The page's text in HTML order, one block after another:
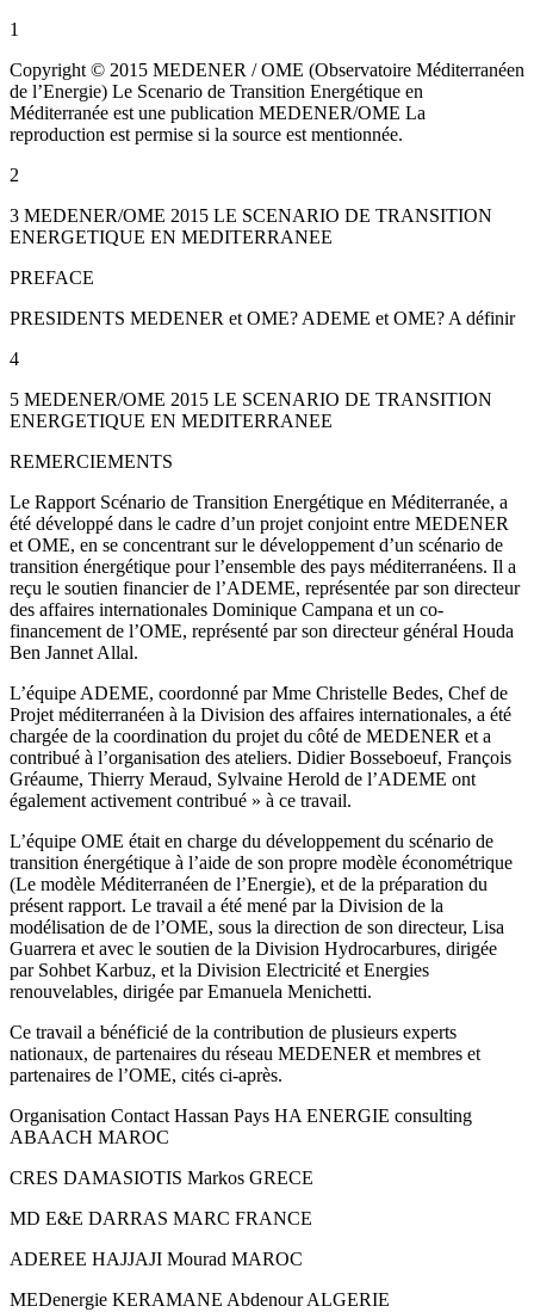
1
Copyright © 2015 MEDENER / OME (Observatoire Méditerranéen
de l’Energie) Le Scenario de Transition Energétique en
Méditerranée est une publication MEDENER/OME La
reproduction est permise si la source est mentionnée.
2
3 MEDENER/OME 2015 LE SCENARIO DE TRANSITION
ENERGETIQUE EN MEDITERRANEE
PREFACE
PRESIDENTS MEDENER et OME? ADEME et OME? A définir
4
5 MEDENER/OME 2015 LE SCENARIO DE TRANSITION
ENERGETIQUE EN MEDITERRANEE
REMERCIEMENTS
Le Rapport Scénario de Transition Energétique en Méditerranée, a
été développé dans le cadre d’un projet conjoint entre MEDENER
et OME, en se concentrant sur le développement d’un scénario de
transition énergétique pour l’ensemble des pays méditerranéens. Il a
reçu le soutien financier de l’ADEME, représentée par son directeur
des affaires internationales Dominique Campana et un co-
financement de l’OME, représenté par son directeur général Houda
Ben Jannet Allal.
L’équipe ADEME, coordonné par Mme Christelle Bedes, Chef de
Projet méditerranéen à la Division des affaires internationales, a été
chargée de la coordination du projet du côté de MEDENER et a
contribué à l’organisation des ateliers. Didier Bosseboeuf, François
Gréaume, Thierry Meraud, Sylvaine Herold de l’ADEME ont
également activement contribué » à ce travail.
L’équipe OME était en charge du développement du scénario de
transition énergétique à l’aide de son propre modèle économétrique
(Le modèle Méditerranéen de l’Energie), et de la préparation du
présent rapport. Le travail a été mené par la Division de la
modélisation de de l’OME, sous la direction de son directeur, Lisa
Guarrera et avec le soutien de la Division Hydrocarbures, dirigée
par Sohbet Karbuz, et la Division Electricité et Energies
renouvelables, dirigée par Emanuela Menichetti.
Ce travail a bénéficié de la contribution de plusieurs experts
nationaux, de partenaires du réseau MEDENER et membres et
partenaires de l’OME, cités ci-après.
Organisation Contact Hassan Pays HA ENERGIE consulting
ABAACH MAROC
CRES DAMASIOTIS Markos GRECE
MD E&E DARRAS MARC FRANCE
ADEREE HAJJAJI Mourad MAROC
MEDenergie KERAMANE Abdenour ALGERIE